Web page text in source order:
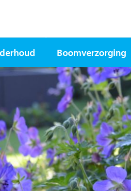
Boomverzorging